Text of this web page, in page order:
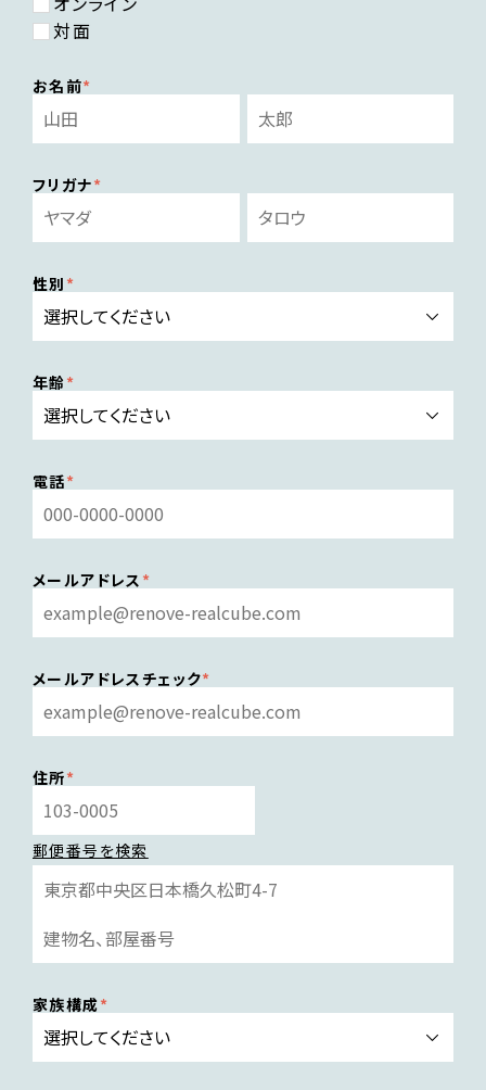
対面
お名前
フリガナ
性別
年齢
電話
メールアドレス
メールアドレスチェック
住所
郵便番号を検索
家族構成